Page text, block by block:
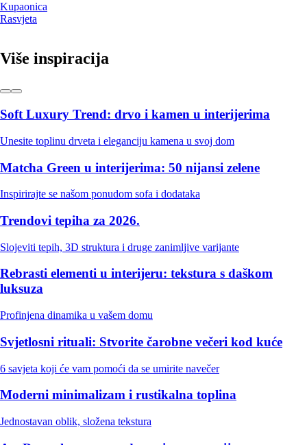
Kupaonica
Rasvjeta
Više inspiracija
Soft Luxury Trend: drvo i kamen u interijerima
Unesite toplinu drveta i eleganciju kamena u svoj dom
Matcha Green u interijerima: 50 nijansi zelene
Inspirirajte se našom ponudom sofa i dodataka
Trendovi tepiha za 2026.
Slojeviti tepih, 3D struktura i druge zanimljive varijante
Rebrasti elementi u interijeru: tekstura s daškom
luksuza
Profinjena dinamika u vašem domu
Svjetlosni rituali: Stvorite čarobne večeri kod kuće
6 savjeta koji će vam pomoći da se umirite navečer
Moderni minimalizam i rustikalna toplina
Jednostavan oblik, složena tekstura